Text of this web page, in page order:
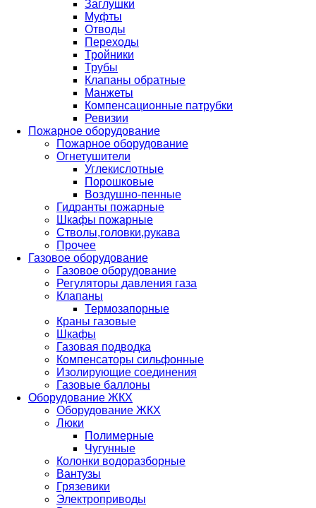
Заглушки
Муфты
Отводы
Переходы
Тройники
Трубы
Клапаны обратные
Манжеты
Компенсационные патрубки
Ревизии
Пожарное оборудование
Пожарное оборудование
Огнетушители
Углекислотные
Порошковые
Воздушно-пенные
Гидранты пожарные
Шкафы пожарные
Стволы,головки,рукава
Прочее
Газовое оборудование
Газовое оборудование
Регуляторы давления газа
Клапаны
Термозапорные
Краны газовые
Шкафы
Газовая подводка
Компенсаторы сильфонные
Изолирующие соединения
Газовые баллоны
Оборудование ЖКХ
Оборудование ЖКХ
Люки
Полимерные
Чугунные
Колонки водоразборные
Вантузы
Грязевики
Электроприводы